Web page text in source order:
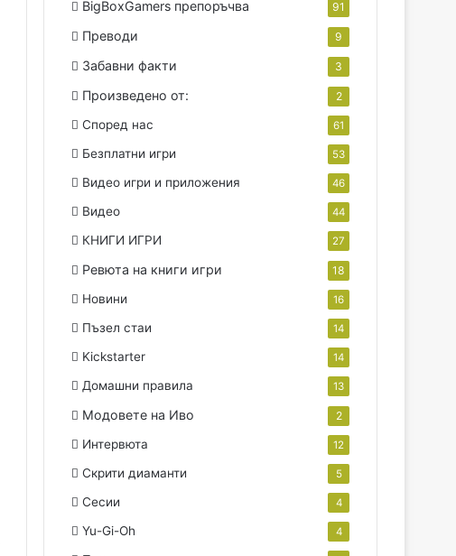
BigBoxGamers препоръчва 91
Преводи 9
Забавни факти 3
Произведено от: 2
Според нас 61
Безплатни игри 53
Видео игри и приложения 46
Видео 44
КНИГИ ИГРИ 27
Ревюта на книги игри 18
Новини 16
Пъзел стаи 14
Kickstarter 14
Домашни правила 13
Модовете на Иво 2
Интервюта 12
Скрити диаманти 5
Сесии 4
Yu-Gi-Oh 4